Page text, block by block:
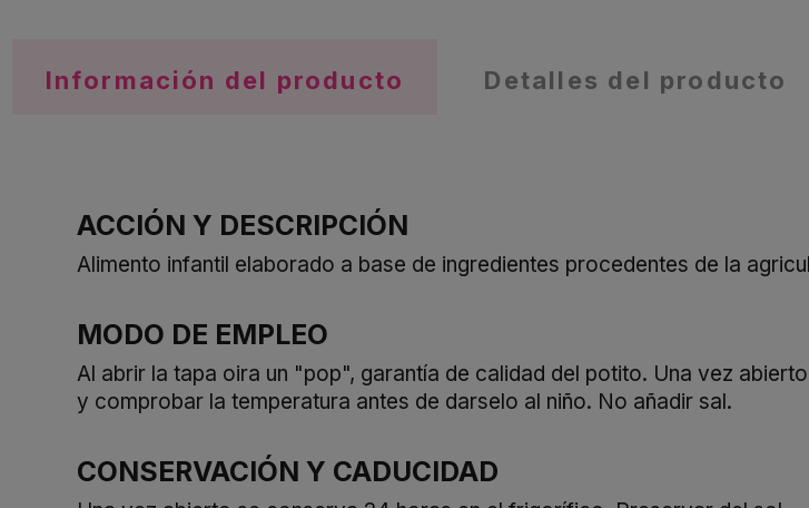
Información del producto Detalles del producto
ACCIÓN Y DESCRIPCIÓN
Alimento infantil elaborado a base de ingredientes procedentes de la
MODO DE EMPLEO
Al abrir la tapa oira un "pop", garantía de calidad del potito. Una vez
y comprobar la temperatura antes de darselo al niño. No añadir sal.
CONSERVACIÓN Y CADUCIDAD